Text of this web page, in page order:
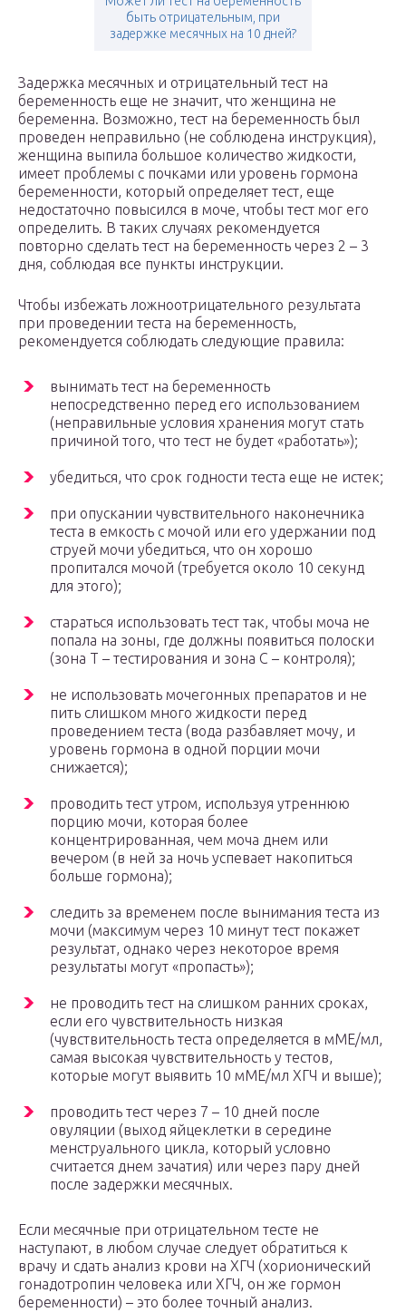
быть отрицательным, при
задержке месячных на 10 дней?
Задержка месячных и отрицательный тест на
беременность еще не значит, что женщина не
беременна. Возможно, тест на беременность был
проведен неправильно (не соблюдена инструкция),
женщина выпила большое количество жидкости,
имеет проблемы с почками или уровень гормона
беременности, который определяет тест, еще
недостаточно повысился в моче, чтобы тест мог его
определить. В таких случаях рекомендуется
повторно сделать тест на беременность через 2 – 3
дня, соблюдая все пункты инструкции.
Чтобы избежать ложноотрицательного результата
при проведении теста на беременность,
рекомендуется соблюдать следующие правила:
вынимать тест на беременность
непосредственно перед его использованием
(неправильные условия хранения могут стать
причиной того, что тест не будет «работать»);
убедиться, что срок годности теста еще не истек;
при опускании чувствительного наконечника
теста в емкость с мочой или его удержании под
струей мочи убедиться, что он хорошо
пропитался мочой (требуется около 10 секунд
для этого);
стараться использовать тест так, чтобы моча не
попала на зоны, где должны появиться полоски
(зона T – тестирования и зона C – контроля);
не использовать мочегонных препаратов и не
пить слишком много жидкости перед
проведением теста (вода разбавляет мочу, и
уровень гормона в одной порции мочи
снижается);
проводить тест утром, используя утреннюю
порцию мочи, которая более
концентрированная, чем моча днем или
вечером (в ней за ночь успевает накопиться
больше гормона);
следить за временем после вынимания теста из
мочи (максимум через 10 минут тест покажет
результат, однако через некоторое время
результаты могут «пропасть»);
не проводить тест на слишком ранних сроках,
если его чувствительность низкая
(чувствительность теста определяется в мМЕ/мл,
самая высокая чувствительность у тестов,
которые могут выявить 10 мМЕ/мл ХГЧ и выше);
проводить тест через 7 – 10 дней после
овуляции (выход яйцеклетки в середине
менструального цикла, который условно
считается днем зачатия) или через пару дней
после задержки месячных.
Если месячные при отрицательном тесте не
наступают, в любом случае следует обратиться к
врачу и сдать анализ крови на ХГЧ (хорионический
гонадотропин человека или ХГЧ, он же гормон
беременности) – это более точный анализ.